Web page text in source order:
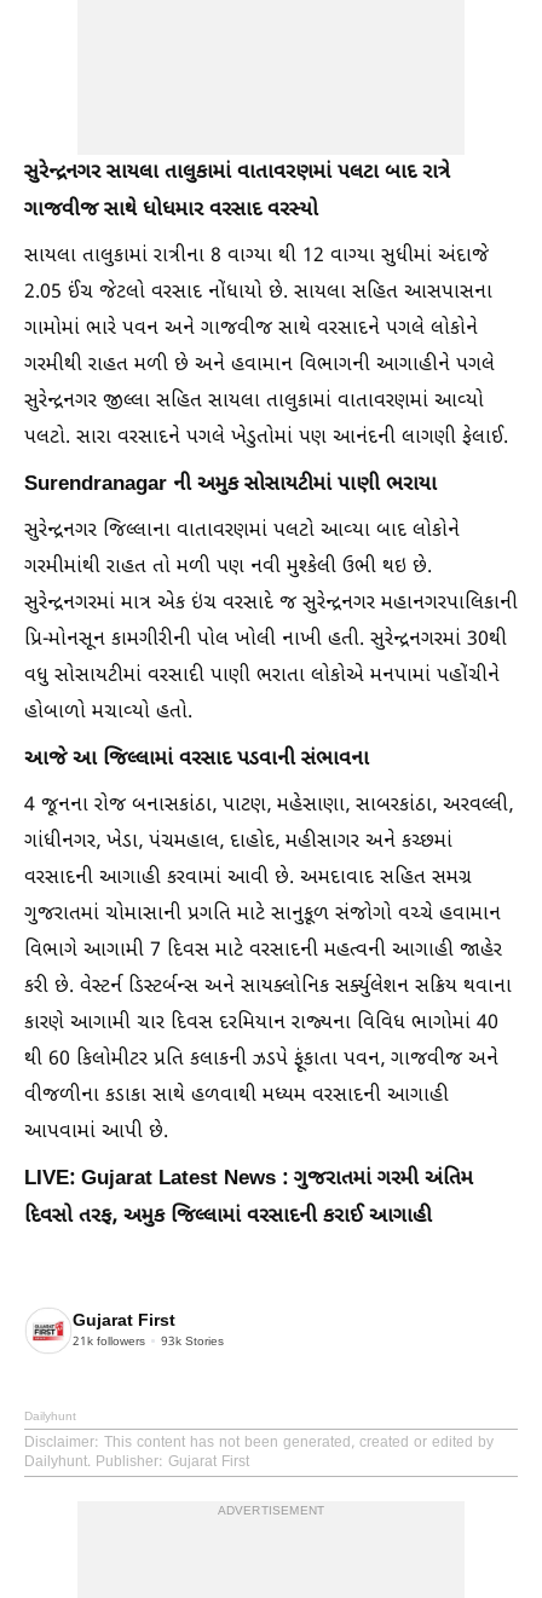
સુરેન્દ્રનગર સાયલા તાલુકામાં વાતાવરણમાં પલટા બાદ રાત્રે
ગાજવીજ સાથે ધોધમાર વરસાદ વરસ્યો
સાયલા તાલુકામાં રાત્રીના 8 વાગ્યા થી 12 વાગ્યા સુધીમાં અંદાજે
2.05 ઈંચ જેટલો વરસાદ નોંધાયો છે. સાયલા સહિત આસપાસના
ગામોમાં ભારે પવન અને ગાજવીજ સાથે વરસાદને પગલે લોકોને
ગરમીથી રાહત મળી છે અને હવામાન વિભાગની આગાહીને પગલે
સુરેન્દ્રનગર જીલ્લા સહિત સાયલા તાલુકામાં વાતાવરણમાં આવ્યો
પલટો. સારા વરસાદને પગલે ખેડુતોમાં પણ આનંદની લાગણી ફેલાઈ.
Surendranagar ની અમુક સોસાયટીમાં પાણી ભરાયા
સુરેન્દ્રનગર જિલ્લાના વાતાવરણમાં પલટો આવ્યા બાદ લોકોને
ગરમીમાંથી રાહત તો મળી પણ નવી મુશ્કેલી ઉભી થઇ છે.
સુરેન્દ્રનગરમાં માત્ર એક ઇંચ વરસાદે જ સુરેન્દ્રનગર મહાનગરપાલિકાની
પ્રિ-મોનસૂન કામગીરીની પોલ ખોલી નાખી હતી. સુરેન્દ્રનગરમાં 30થી
વધુ સોસાયટીમાં વરસાદી પાણી ભરાતા લોકોએ મનપામાં પહોંચીને
હોબાળો મચાવ્યો હતો.
આજે આ જિલ્લામાં વરસાદ પડવાની સંભાવના
4 જૂનના રોજ બનાસકાંઠા, પાટણ, મહેસાણા, સાબરકાંઠા, અરવલ્લી,
ગાંધીનગર, ખેડા, પંચમહાલ, દાહોદ, મહીસાગર અને કચ્છમાં
વરસાદની આગાહી કરવામાં આવી છે. અમદાવાદ સહિત સમગ્ર
ગુજરાતમાં ચોમાસાની પ્રગતિ માટે સાનુકૂળ સંજોગો વચ્ચે હવામાન
વિભાગે આગામી 7 દિવસ માટે વરસાદની મહત્વની આગાહી જાહેર
કરી છે. વેસ્ટર્ન ડિસ્ટર્બન્સ અને સાયક્લોનિક સર્ક્યુલેશન સક્રિય થવાના
કારણે આગામી ચાર દિવસ દરમિયાન રાજ્યના વિવિધ ભાગોમાં 40
થી 60 કિલોમીટર પ્રતિ કલાકની ઝડપે ફૂંકાતા પવન, ગાજવીજ અને
વીજળીના કડાકા સાથે હળવાથી મધ્યમ વરસાદની આગાહી
આપવામાં આપી છે.
LIVE: Gujarat Latest News : ગુજરાતમાં ગરમી અંતિમ
દિવસો તરફ, અમુક જિલ્લામાં વરસાદની કરાઈ આગાહી
Gujarat First
21k followers 93k Stories
Dailyhunt
Disclaimer: This content has not been generated, created or edited by
Dailyhunt. Publisher: Gujarat First
ADVERTISEMENT